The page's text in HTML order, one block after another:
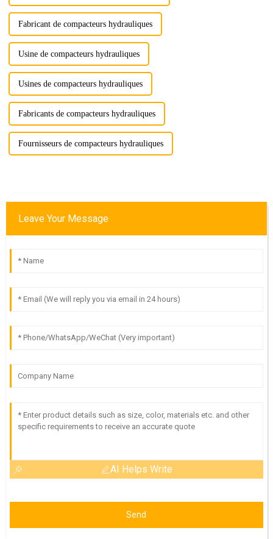
Fabricant de compacteurs hydrauliques
Usine de compacteurs hydrauliques
Usines de compacteurs hydrauliques
Fabricants de compacteurs hydrauliques
Fournisseurs de compacteurs hydrauliques
Leave Your Message
AI Helps Write
Send